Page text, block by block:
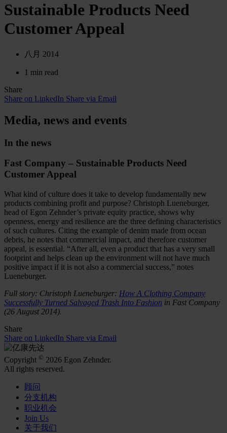
Sustainable Products Need
Customer Appeal
八月 2014
1 min read
Share
Share on LinkedIn Share via Email
Media, news and events
In the news
Fast Company – Sustainable Products Need
Customer Appeal
What kind of culture does it take to develop fundamentally new
products combining profit and purpose? Christoph Lueneburger,
head of Egon Zehnder’s private equity practice, shows why
openness, energy and resilience are the three defining characteristics
of such cultures. Citing the example of denim made from ocean
debris, he notes that commercial impact, and therefore customer
appeal, is essential. “After all, even a product that has a very small
footprint and helps clean up the environment will not have much
positive impact if it is not also a commercial success,” notes
Lueneburger.
Full story: Christoph Lueneburger: How A Clothing Company
Successfully Turned Salvaged Trash Into Fashion in Fast Company
(26 August 2014).
Share
Share on LinkedIn Share via Email
Copyright © 2026 Egon Zehnder.
All rights reserved.
顾问
分支机构
职业机会
Join Us
关于我们